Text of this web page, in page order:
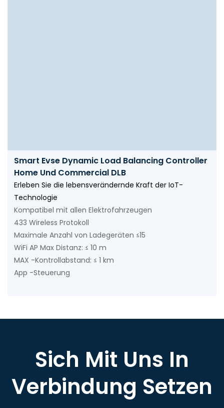
Smart Evse Dynamic Load Balancing Controller
Home Und Commercial DLB
Erleben Sie die lebensverändernde Kraft der IoT-
Technologie
Kompatibel mit allen Elektrofahrzeugen
433 Wireless Protokoll
Maximale Anzahl von Ladegeräten ≤15
WiFi AP Max Distanz: ≤ 10 m
MAX -Kontrollabstand: ≤ 1 km
App -Steuerung
Sich Mit Uns In
Verbindung Setzen